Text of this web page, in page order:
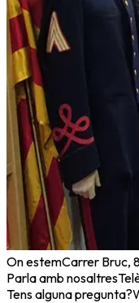
On estemCarrer Bruc,
Parla amb nosaltres
Tens alguna pregunta?